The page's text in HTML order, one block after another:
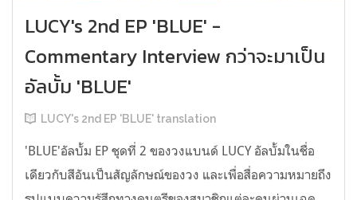
LUCY's 2nd EP 'BLUE' -
Commentary Interview กว่าจะมาเป็น
อัลบั้ม 'BLUE'
LUCY's 2nd EP 'BLUE' translation
'BLUE'อัลบั้ม EP ชุดที่ 2 ของวงแบนด์ LUCY อัลบั้มในชื่อ
เดียวกับสีอันเป็นสัญลักษณ์ของวง และเพื่อสื่อความหมายถึง